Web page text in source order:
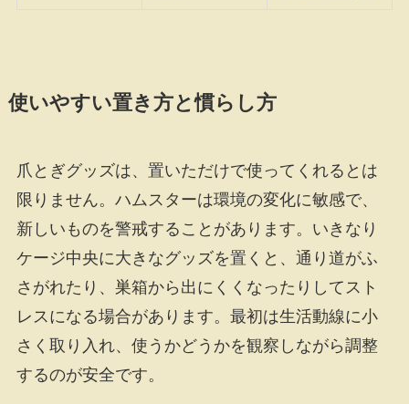
使いやすい置き方と慣らし方
爪とぎグッズは、置いただけで使ってくれるとは
限りません。ハムスターは環境の変化に敏感で、
新しいものを警戒することがあります。いきなり
ケージ中央に大きなグッズを置くと、通り道がふ
さがれたり、巣箱から出にくくなったりしてスト
レスになる場合があります。最初は生活動線に小
さく取り入れ、使うかどうかを観察しながら調整
するのが安全です。